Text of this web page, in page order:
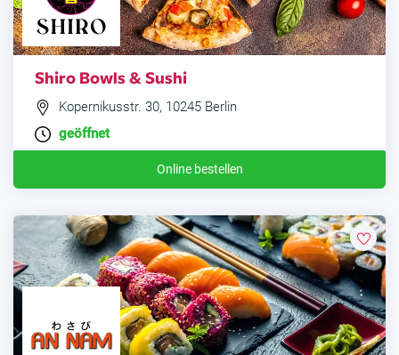
Shiro Bowls & Sushi
Kopernikusstr. 30, 10245 Berlin
geöffnet
Online bestellen